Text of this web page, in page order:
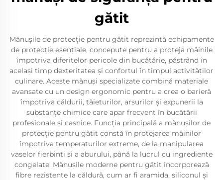
gătit
Mănușile de protecție pentru gătit reprezintă echipamente
de protecție esențiale, concepute pentru a proteja mâinile
împotriva diferitelor pericole din bucătărie, păstrând în
același timp dexteritatea și confortul în timpul activităților
culinare. Aceste mănuși specializate combină materiale
avansate cu un design ergonomic pentru a crea o barieră
împotriva căldurii, tăieturilor, arsurilor și expunerii la
substanțe chimice care apar frecvent în bucătării
profesionale și casnice. Funcția principală a mănușilor de
protecție pentru gătit constă în protejarea mâinilor
împotriva temperaturilor extreme, de la manipularea
vaselor fierbinți și a aburului, până la lucrul cu ingrediente
congelate. Mănușile moderne pentru gătit incorporează
fibre rezistente la căldură, cum ar fi aramida, siliconul și